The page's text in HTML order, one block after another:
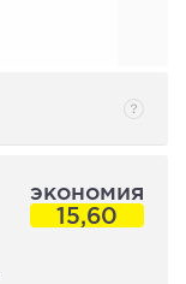
экономия
15,60